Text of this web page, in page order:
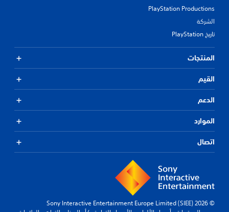
PlayStation Productions
الشركة
تاريخ PlayStation
المنتجات
القيم
الدعم
الموارد
اتصال
© 2026 Sony Interactive Entertainment Europe Limited (SIEE)